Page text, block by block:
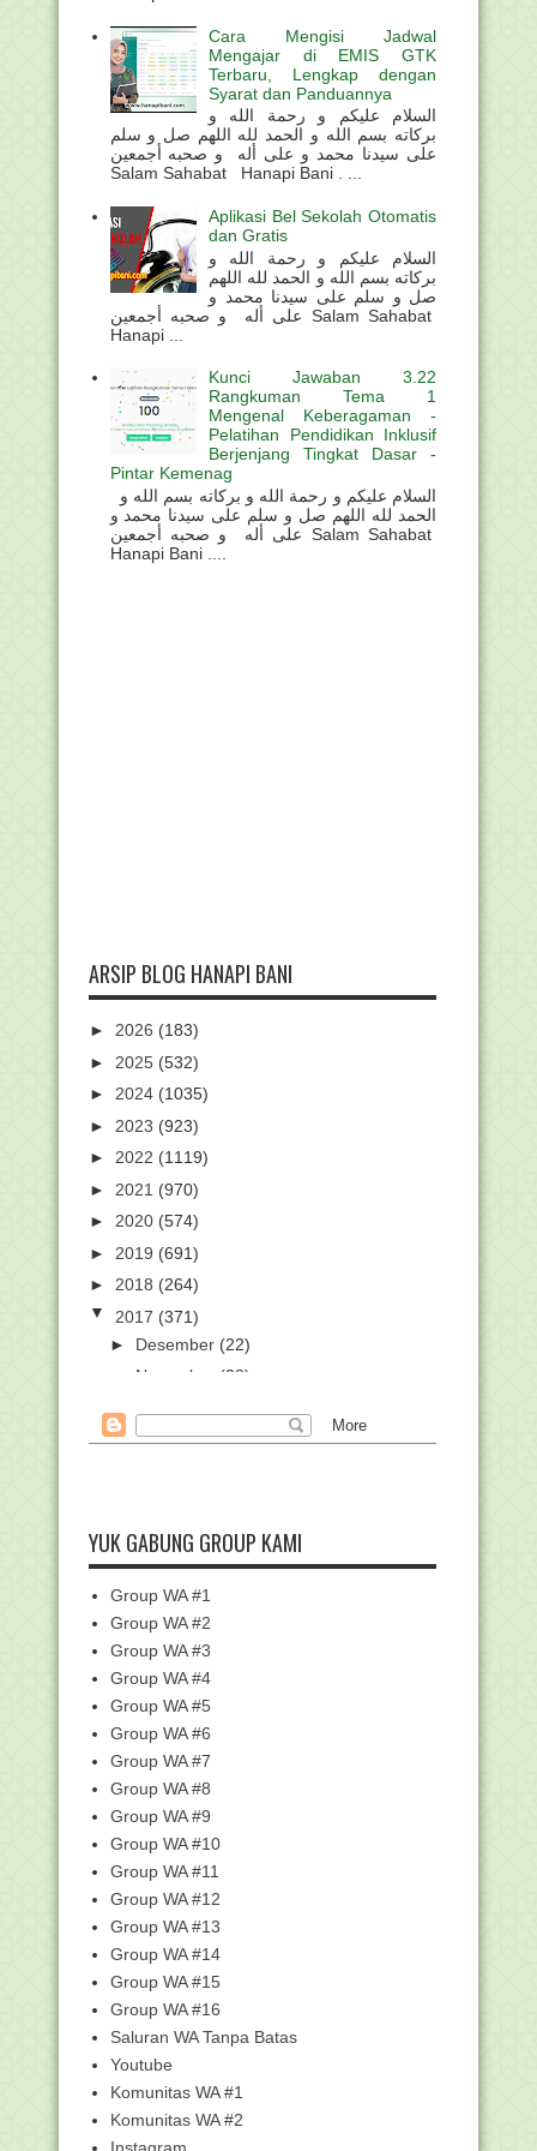
Cara Mengisi Jadwal
Mengajar di EMIS GTK
Terbaru, Lengkap dengan
Syarat dan Panduannya
السلام عليكم و رحمة الله و
بركاته بسم الله و الحمد لله اللهم صل و سلم
على سيدنا محمد و على أله و صحبه أجمعين
Salam Sahabat Hanapi Bani . ...
Aplikasi Bel Sekolah Otomatis
dan Gratis
السلام عليكم و رحمة الله و
بركاته بسم الله و الحمد لله اللهم
صل و سلم على سيدنا محمد و
على أله و صحبه أجمعين Salam Sahabat
Hanapi ...
Kunci Jawaban 3.22
Rangkuman Tema 1
Mengenal Keberagaman -
Pelatihan Pendidikan Inklusif
Berjenjang Tingkat Dasar -
Pintar Kemenag
الحمد لله اللهم صل و سلم على سيدنا محمد و
على أله و صحبه أجمعين Salam Sahabat
Hanapi Bani ....
ARSIP BLOG HANAPI BANI
► 2026 (183)
► 2025 (532)
► 2024 (1035)
► 2023 (923)
► 2022 (1119)
► 2021 (970)
► 2020 (574)
► 2019 (691)
► 2018 (264)
▼ 2017 (371)
► Desember (22)
November
(28)
Diawal Abad XX, Muslim Nusantara di
MIMPI ABAH GURU SEKUMPUL
DIBERIKAN GELAR KEWALIAN
INFORMASI AWAL PLPG KEMENAG
2017 DI UNIVERSITAS NE...
Gak Mau Kena Blokir? Ini Cara
Registrasi Kartu Pra...
Karamah dalam Suatu Karya Para
Ulama
Informasi Persiapan Penyelenggaraan
UN dan UAMBN T...
GENERASI BAHAGIA Itu, generasi
kelahiran 1970-1990an
Cara dapatkan Info Terupdate Peserta
Sergur 2017
Latihan Try Out UN Online GRATIS,,
Ayo Bagikan.......
BUKAN KARENA TAKUT KEPADA
ISTERI
Logo Halal MUI Bakal Tak Berlaku Lagi
SEBERAPA SERINGKAH HABIB UMAR
BIN HAFIDZ DATANG KE...
Penampilan atau ...
Kenapa Tidak Kalian Saja Ahlul Yaman
YUK GABUNG GROUP KAMI
Group WA #1
Group WA #2
Group WA #3
Group WA #4
Group WA #5
Group WA #6
Group WA #7
Group WA #8
Group WA #9
Group WA #10
Group WA #11
Group WA #12
Group WA #13
Group WA #14
Group WA #15
Group WA #16
Saluran WA Tanpa Batas
Youtube
Komunitas WA #1
Komunitas WA #2
Instagram